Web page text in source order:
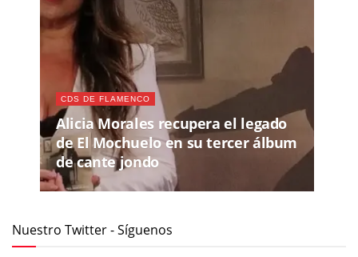
CDS DE FLAMENCO
Alicia Morales recupera el legado
de El Mochuelo en su tercer álbum
de cante jondo
Nuestro Twitter - Síguenos